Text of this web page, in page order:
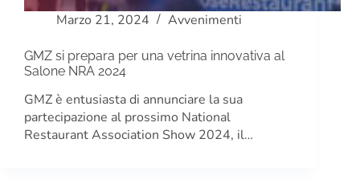
Marzo 21, 2024 Avvenimenti
GMZ si prepara per una vetrina innovativa al
Salone NRA 2024
GMZ è entusiasta di annunciare la sua
partecipazione al prossimo National
Restaurant Association Show 2024, il…